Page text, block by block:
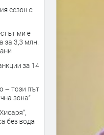
сезон с
ми е
за 3,3 млн.
за 14
– този път
зона“
без вода